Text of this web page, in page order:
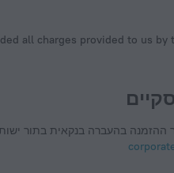
all charges provided to us
ההזמנה בהעברה בנקאית בתור